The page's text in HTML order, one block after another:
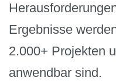
Ergebnisse
2.000+ Projekten
anwendbar sind.